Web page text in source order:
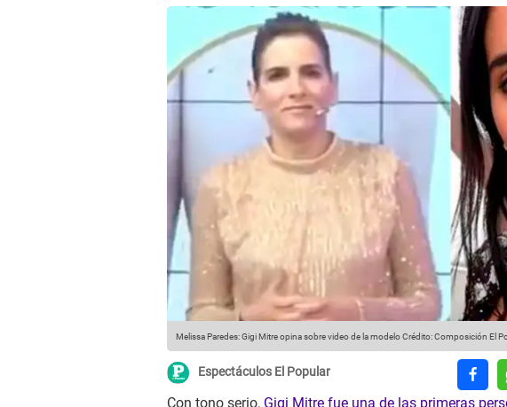
Melissa Paredes: Gigi Mitre opina sobre video de la modeloCrédito: Composición El
Espectáculos El Popular
Con tono serio, Gigi Mitre fue una de las primeras